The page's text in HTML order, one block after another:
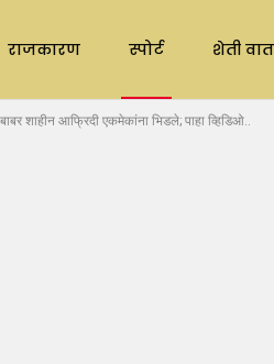
राजकारण स्पोर्ट शेती
शाहीन आफ्रिदी एकमेकांना भिडले; पाहा व्हिडिओ..